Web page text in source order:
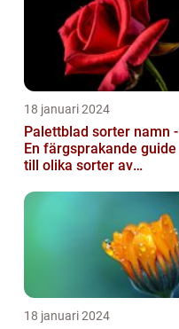
18 januari 2024
Palettblad sorter namn -
En färgsprakande guide
till olika sorter av
18 januari 2024